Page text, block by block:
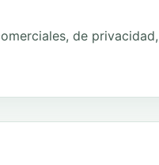
de privacidad,